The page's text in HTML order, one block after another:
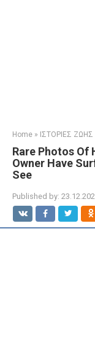
Home » ΙΣΤΟΡΙΕΣ ΖΩΗΣ
Rare Photos Of
Owner Have
See
Published by: